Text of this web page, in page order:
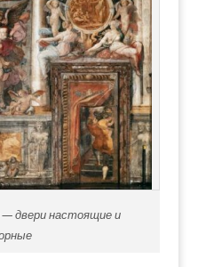
— двери настоящие и